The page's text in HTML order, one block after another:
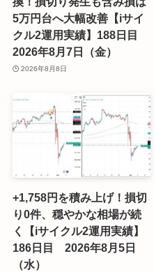
5万円台へ大幅改善【iサイ
クル2運用実績】188日目
2026年8月7日（金）
2026年8月8日
+1,758円を積み上げ！損切
り0件、穏やかな相場が続
く【iサイクル2運用実績】
186日目 2026年8月5日
（水）